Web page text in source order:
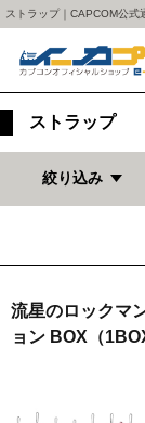
ストラップ｜CAPCOM公式
ストラップ
絞り込み
流星のロックマ
ョン BOX（